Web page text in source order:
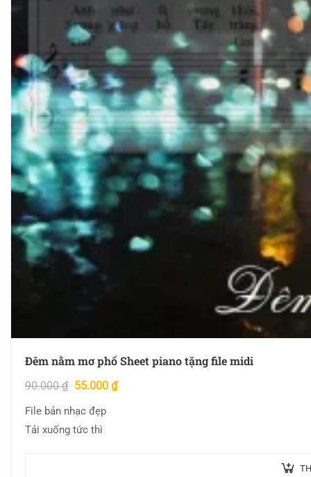
Đêm nằm mơ phố Sheet piano tặng file midi
90.000₫ 55.000 ₫
File bản nhạc đẹp
Tải xuống tức thì